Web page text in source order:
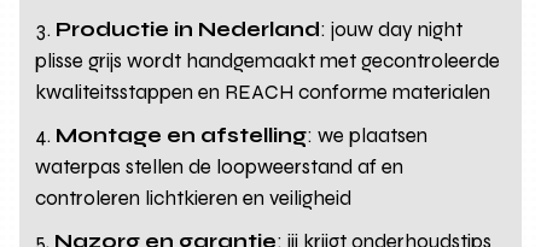
Productie in Nederland: jouw day night
plisse grijs wordt handgemaakt met gecontroleerde
kwaliteitsstappen en REACH conforme materialen
Montage en afstelling: we plaatsen
waterpas stellen de loopweerstand af en
controleren lichtkieren en veiligheid
Nazorg en garantie: jij krijgt onderhoudstips